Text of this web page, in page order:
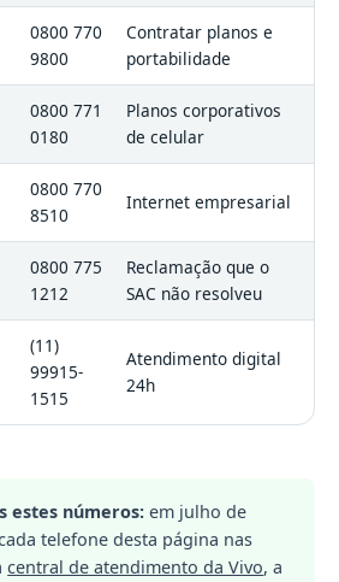
0800 770
9800
Contratar planos e
portabilidade
0800 771
0180
Planos corporativos
de celular
0800 770
8510
Internet empresarial
0800 775
1212
Reclamação que o
SAC não resolveu
(11)
99915-
1515
Atendimento digital
24h
estes números: em julho de
telefone desta página nas
central de atendimento da Vivo, a